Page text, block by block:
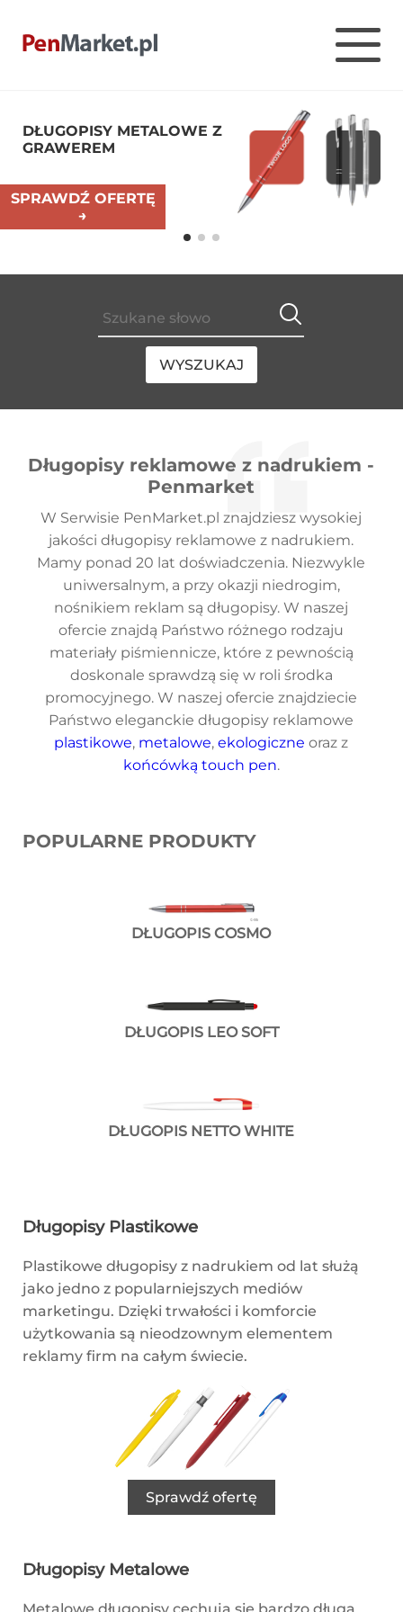
DŁUGOPISY METALOWE Z
GRAWEREM
SPRAWDŹ OFERTĘ
→
Długopisy reklamowe z nadrukiem -
Penmarket
W Serwisie PenMarket.pl znajdziesz wysokiej
jakości długopisy reklamowe z nadrukiem.
Mamy ponad 20 lat doświadczenia. Niezwykle
uniwersalnym, a przy okazji niedrogim,
nośnikiem reklam są długopisy. W naszej
ofercie znajdą Państwo różnego rodzaju
materiały piśmiennicze, które z pewnością
doskonale sprawdzą się w roli środka
promocyjnego. W naszej ofercie znajdziecie
Państwo eleganckie długopisy reklamowe
plastikowe, metalowe,ekologiczne oraz z
końcówką touch pen.
WYSZUKAJ
POPULARNE PRODUKTY
DŁUGOPIS COSMO
DŁUGOPIS LEO SOFT
DŁUGOPIS NETTO WHITE
Długopisy Plastikowe
Plastikowe długopisy z nadrukiem od lat służą
jako jedno z popularniejszych mediów
marketingu. Dzięki trwałości i komforcie
użytkowania są nieodzownym elementem
reklamy firm na całym świecie.
Sprawdź ofertę
Długopisy Metalowe
Metalowe długopisy cechują się bardzo długą